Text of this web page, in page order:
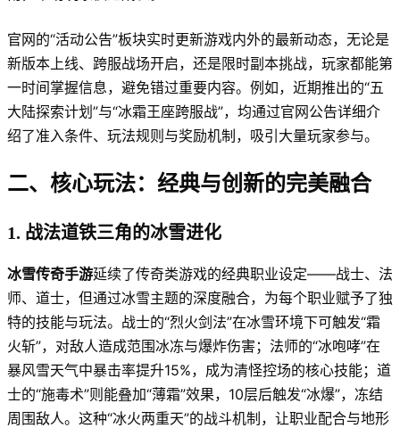
官网的“活动公告”板块实时更新游戏内外的最新动态，无论是
新版本上线、跨服战场开启，还是限时副本挑战，玩家都能第
一时间掌握信息，避免错过重要内容。例如，近期推出的“五
大陆探索计划”与“冰霜王座跨服战”，均通过官网公告详细介
绍了准入条件、玩法规则与奖励机制，吸引大量玩家参与。
二、核心玩法：经典与创新的完美融合
1. 战法道铁三角的冰雪进化
冰雪传奇手游延续了传奇类游戏的经典职业设定——战士、法
师、道士，但通过冰雪主题的深度融合，为每个职业赋予了独
特的技能与玩法。战士的“烈火剑法”在冰雪环境下可触发“霜
火斩”，对敌人造成范围冰冻与爆炸伤害；法师的“冰咆哮”在
暴风雪天气中暴击率提升15%，成为清怪控场的核心技能；道
士的“施毒术”则能叠加“薄霜”效果，10层后触发“冰爆”，冻结
周围敌人。这种“冰火两重天”的战斗机制，让职业配合与地形